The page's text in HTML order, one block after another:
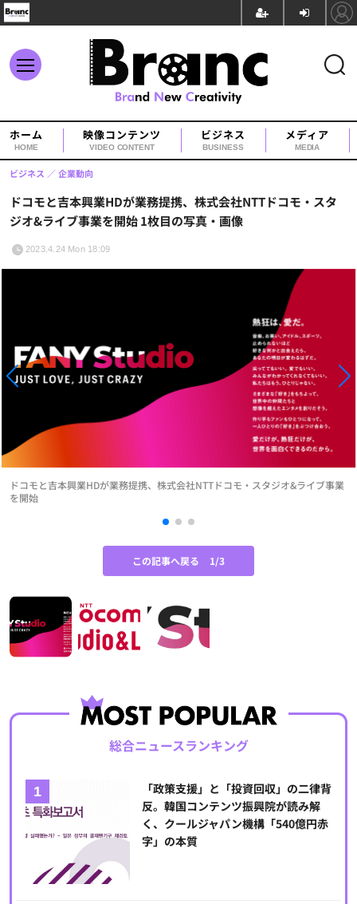
ホーム
HOME
映像コンテンツ
VIDEO CONTENT
ビジネス
BUSINESS
メディア
MEDIA
ドコモと吉本興業HDが業務提携、株式会社NTTドコモ・スタ
ジオ&ライブ事業を開始 1枚目の写真・画像
ビジネス 企業動向
2023.4.24 Mon 18:09
ドコモと吉本興業HDが業務提携、株式会社NTTドコモ・スタジオ&ライブ事業
を開始
この記事へ戻る 1/3
総合ニュースランキング
「政策支援」と「投資回収」の二律背
反。韓国コンテンツ振興院が読み解
く、クールジャパン機構「540億円赤
字」の本質